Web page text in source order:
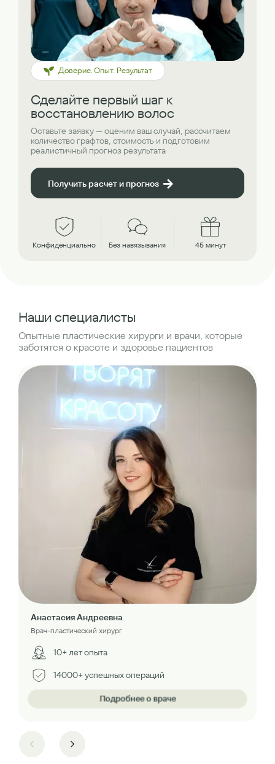
Доверие. Опыт. Результат
Сделайте первый шаг к
восстановлению волос
Оставьте заявку — оценим ваш случай, рассчитаем
количество графтов, стоимость и подготовим
реалистичный прогноз результата
Получить расчет и прогноз
Конфиденциально Без навязывания 45 минут
Наши специалисты
Опытные пластические хирурги и врачи, которые
заботятся о красоте и здоровье пациентов
Анастасия Андреевна
Врач-пластический хирург
10+ лет опыта
14000+ успешных операций
Подробнее о враче